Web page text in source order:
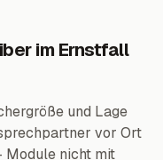
im Ernstfall
und Lage
vor Ort
Module nicht mit